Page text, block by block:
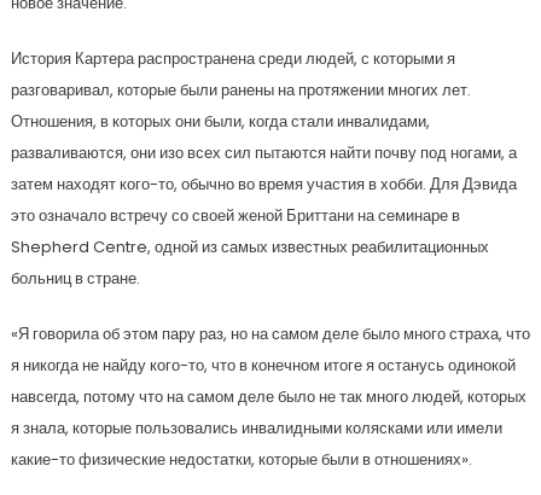
История Картера распространена среди людей, с которыми я
разговаривал, которые были ранены на протяжении многих лет.
Отношения, в которых они были, когда стали инвалидами,
разваливаются, они изо всех сил пытаются найти почву под ногами, а
затем находят кого-то, обычно во время участия в хобби. Для Дэвида
это означало встречу со своей женой Бриттани на семинаре в
Shepherd Centre, одной из самых известных реабилитационных
больниц в стране.
«Я говорила об этом пару раз, но на самом деле было много страха, что
я никогда не найду кого-то, что в конечном итоге я останусь одинокой
навсегда, потому что на самом деле было не так много людей, которых
я знала, которые пользовались инвалидными колясками или имели
какие-то физические недостатки, которые были в отношениях».